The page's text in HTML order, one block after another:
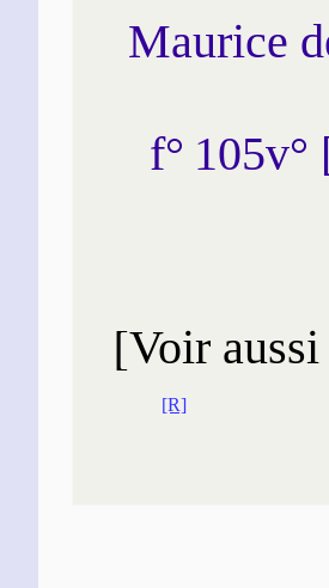
Maurice
f°
[Voir aussi
[R]